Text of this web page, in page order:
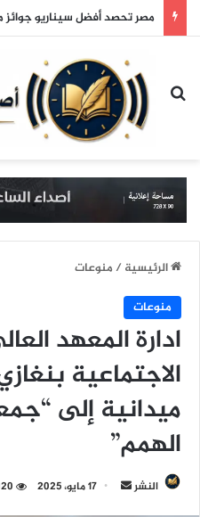
مصر تحصد أفضل سيناريو
بحث عن
الرئيسية/منوعات
منوعات
ادارة المعهد
الاجتماعية
ميدانية إلى
الهمم”
النشر 17 مايو، 2025